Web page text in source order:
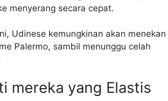
menyerang secara cepat.
Udinese kemungkinan akan menekan
Palermo, sambil menunggu celah
mereka yang Elastis